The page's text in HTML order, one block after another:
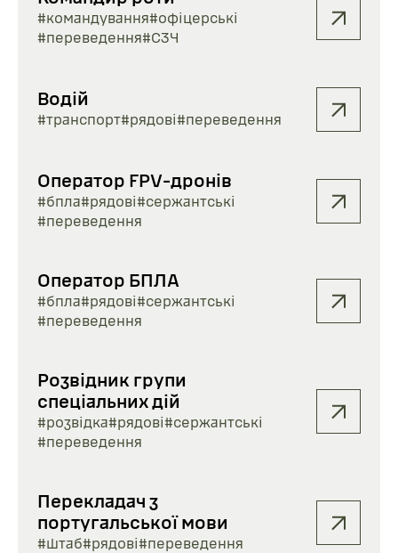
#командування#офіцерські
#переведення#СЗЧ
Водій
#транспорт#рядові#переведення
Оператор FPV-дронів
#бпла#рядові#сержантські
#переведення
Оператор БПЛА
#бпла#рядові#сержантські
#переведення
Розвідник групи
спеціальних дій
#розвідка#рядові#сержантські
#переведення
Перекладач з
португальської мови
#штаб#рядові#переведення